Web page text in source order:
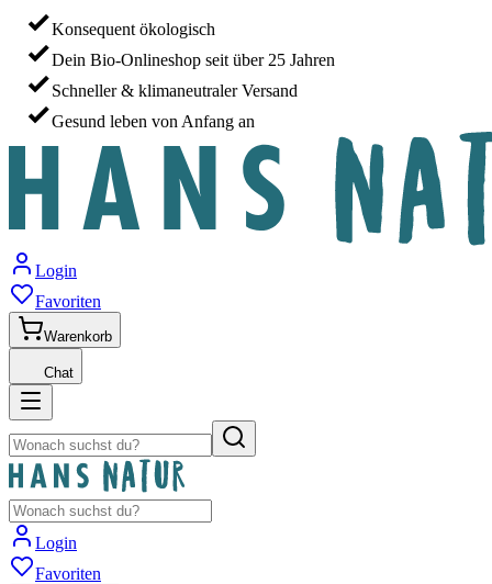
Konsequent ökologisch
Dein Bio-Onlineshop seit über 25 Jahren
Schneller & klimaneutraler Versand
Gesund leben von Anfang an
Login
Favoriten
Warenkorb
Chat
Login
Favoriten